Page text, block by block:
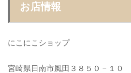
お店情報
にこにこショップ
宮崎県日南市風田３８５０－１０